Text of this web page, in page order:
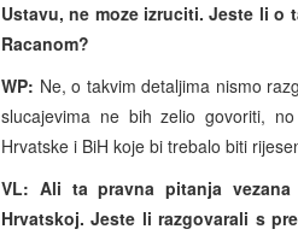
Ustavu, ne moze izruciti. Jeste li o
Racanom?
WP: Ne, o takvim detaljima nismo
slucajevima ne bih zelio govoriti,
Hrvatske i BiH koje bi trebalo biti
VL: Ali ta pravna pitanja
Hrvatskoj. Jeste li razgovarali s